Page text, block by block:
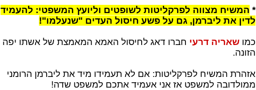
* המשיח מצווה לפרקליטות לשופטים וליועץ המשפטי: להעמיד
לדין את ליברמן, גם על פשע חיסול העדים "שנעלמו"!
כמו שאריה דרעי חברו דאג לחיסול האמא המאמצת של אשתו יפה
הזונה.
אזהרת המשיח לפרקליטות: אם לא תעמידו מיד את ליברמן הרומני
ממולדובה למשפט אז אני אעמיד אתכם למשפט שדה!